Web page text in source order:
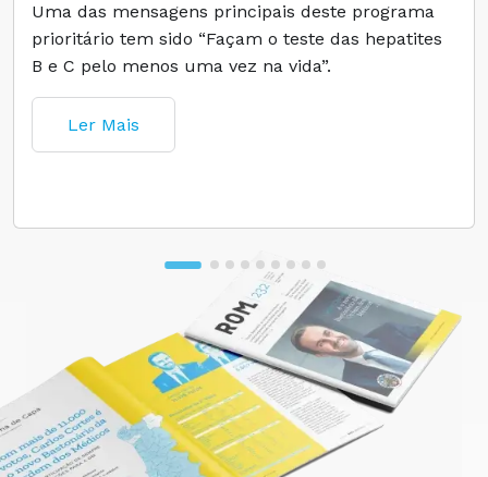
Uma das mensagens principais deste programa
prioritário tem sido “Façam o teste das hepatites
B e C pelo menos uma vez na vida”.
Ler Mais